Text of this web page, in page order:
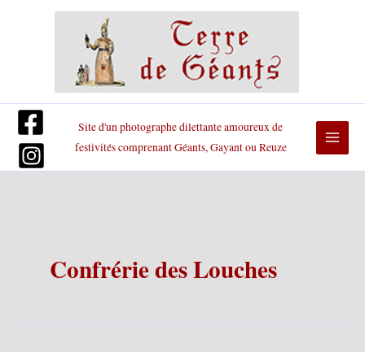
Site d'un photographe dilettante amoureux de
festivités comprenant Géants, Gayant ou Reuze
Confrérie des Louches